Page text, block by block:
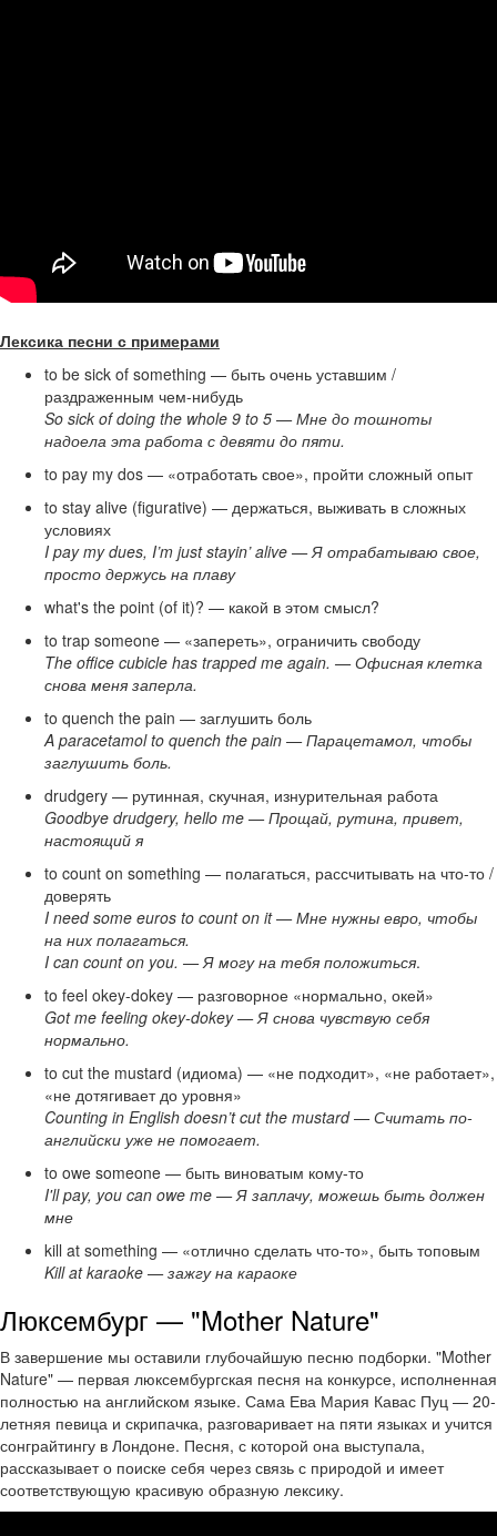
Лексика песни с примерами
to be sick of something — быть очень уставшим /
раздраженным чем-нибудь
So sick of doing the whole 9 to 5 — Мне до тошноты
надоела эта работа с девяти до пяти.
to pay my dos — «отработать свое», пройти сложный опыт
to stay alive (figurative) — держаться, выживать в сложных
условиях
I pay my dues, I’m just stayin’ alive — Я отрабатываю свое,
просто держусь на плаву
what's the point (of it)? — какой в этом смысл?
to trap someone — «запереть», ограничить свободу
The office cubicle has trapped me again. — Офисная клетка
снова меня заперла.
to quench the pain — заглушить боль
A paracetamol to quench the pain — Парацетамол, чтобы
заглушить боль.
drudgery — рутинная, скучная, изнурительная работа
Goodbye drudgery, hello me — Прощай, рутина, привет,
настоящий я
to count on something — полагаться, рассчитывать на что-то /
доверять
I need some euros to count on it — Мне нужны евро, чтобы
на них полагаться.
I can count on you. — Я могу на тебя положиться.
to feel okey-dokey — разговорное «нормально, окей»
Got me feeling okey-dokey — Я снова чувствую себя
нормально.
to cut the mustard (идиома) — «не подходит», «не работает»,
«не дотягивает до уровня»
Counting in English doesn’t cut the mustard — Считать по-
английски уже не помогает.
to owe someone — быть виноватым кому-то
I'll pay, you can owe me — Я заплачу, можешь быть должен
мне
kill at something — «отлично сделать что-то», быть топовым
Kill at karaoke — зажгу на караоке
Люксембург — "Mother Nature"
В завершение мы оставили глубочайшую песню подборки. "Mother
Nature" — первая люксембургская песня на конкурсе, исполненная
полностью на английском языке. Сама Ева Мария Кавас Пуц — 20-
летняя певица и скрипачка, разговаривает на пяти языках и учится
сонграйтингу в Лондоне. Песня, с которой она выступала,
рассказывает о поиске себя через связь с природой и имеет
соответствующую красивую образную лексику.